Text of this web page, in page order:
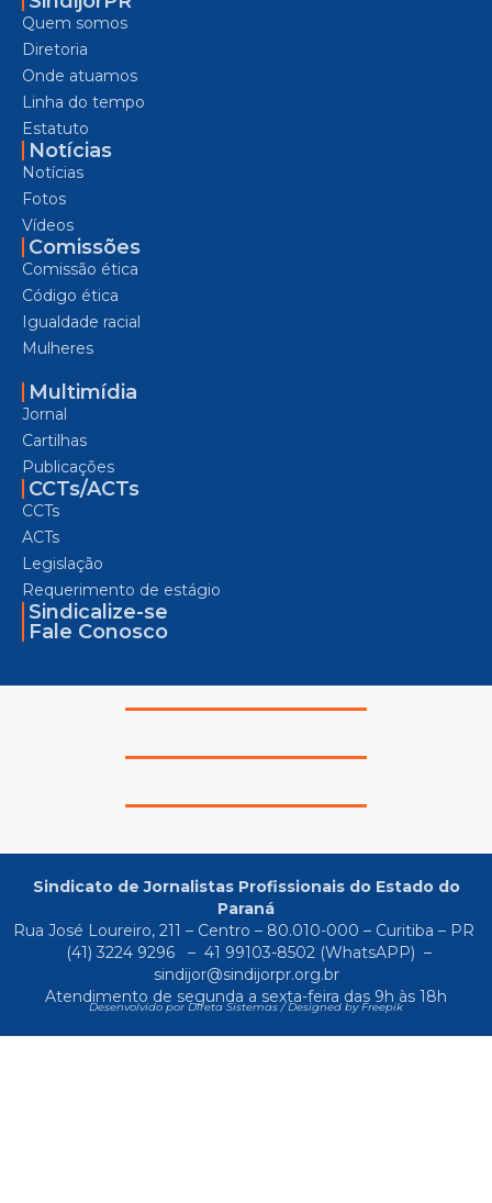
Quem somos
Diretoria
Onde atuamos
Linha do tempo
Estatuto
Notícias
Notícias
Fotos
Vídeos
Comissões
Comissão ética
Código ética
Igualdade racial
Mulheres
Multimídia
Jornal
Cartilhas
Publicações
CCTs/ACTs
CCTs
ACTs
Legislação
Requerimento de estágio
Sindicalize-se
Fale Conosco
Sindicato de Jornalistas Profissionais do Estado do
Paraná
Rua José Loureiro, 211 – Centro – 80.010-000 – Curitiba – PR
(41) 3224 9296
– 41 99103-8502(WhatsAPP) –
sindijor@sindijorpr.org.br
Atendimento de segunda a sexta-feira das 9h às 18h
Desenvolvido por Direta Sistemas /Designed by Freepik